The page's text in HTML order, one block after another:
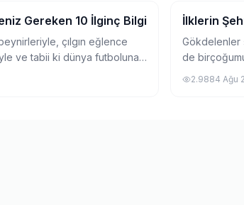
Gereken 10 İlginç Bilgi
çılgın eğlence
ve tabii ki dünya futboluna
Pratik Bilgiler
İlklerin
Gökdelenler
de
2.9884 Ağu